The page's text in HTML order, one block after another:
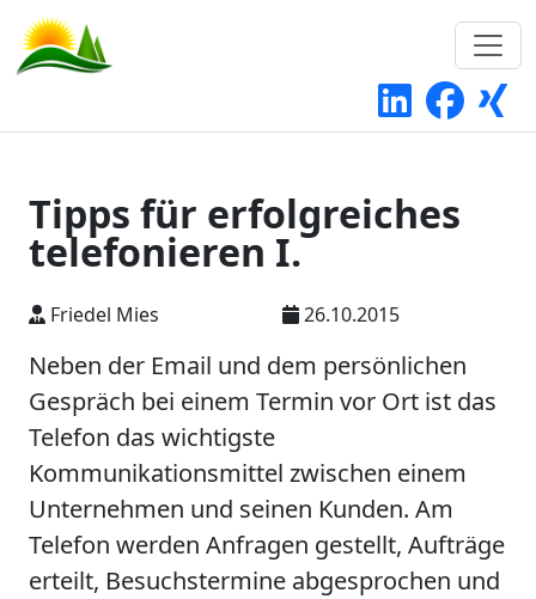
Tipps für erfolgreiches
telefonieren I.
Friedel Mies 26.10.2015
Neben der Email und dem persönlichen
Gespräch bei einem Termin vor Ort ist das
Telefon das wichtigste
Kommunikationsmittel zwischen einem
Unternehmen und seinen Kunden. Am
Telefon werden Anfragen gestellt, Aufträge
erteilt, Besuchstermine abgesprochen und